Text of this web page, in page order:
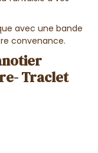
avec une bande
convenance.
Traclet